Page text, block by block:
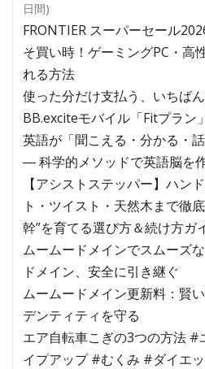
日間)
FRONTIER スーパーセール
そ買い時！ゲーミングPC・高
れる方法
使った分だけ支払う、いちばん
BB.exciteモバイル「Fitプラン
英語が「聞こえる・分かる・
― 科学的メソッドで英語脳を
【アシストステッパー】ハン
ト・ツイスト・天然木まで徹
幹”を育てる選び方＆続け方ガ
ムームードメインでスムーズ
ドメイン、安全に引き継ぐ
ムームードメイン更新料：賢
デンティティを守る
エア自転車こぎの3つの方法 #
イプアップ #むくみ #ダイエッ